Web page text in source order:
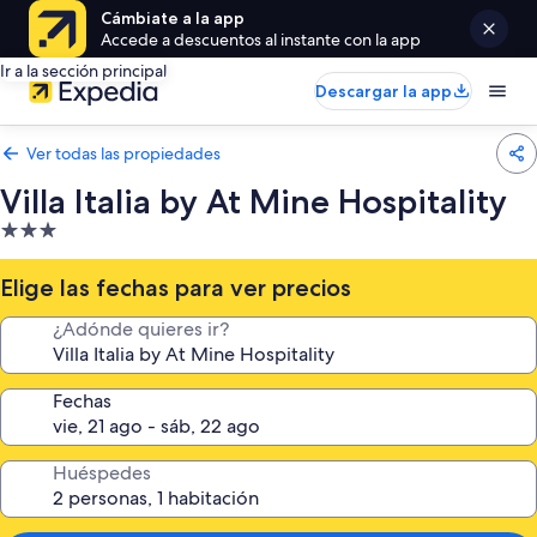
Cámbiate a la app
Accede a descuentos al instante con la app
Ir a la sección principal
Descargar la app
Ver todas las propiedades
Villa Italia by At Mine Hospitality
Propiedad
de
3.0
estrellas
Elige las fechas para ver precios
¿Adónde quieres ir?
Fechas
Huéspedes